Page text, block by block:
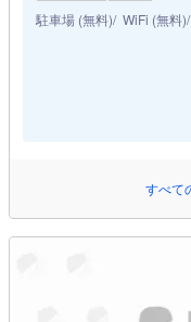
駐車場 (無料) WiFi (無料)
すべて